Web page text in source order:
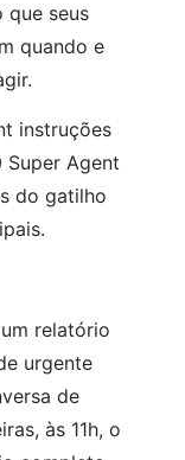
que seus
quando e
instruções
Agent
do gatilho
relatório
urgente
de
às 11h, o